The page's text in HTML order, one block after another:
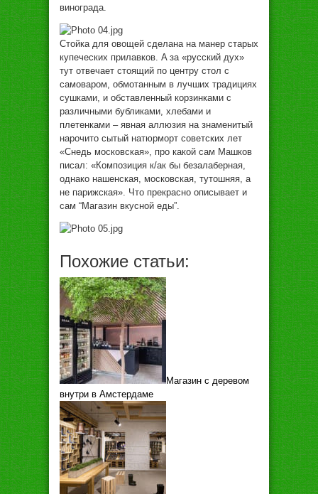
винoгрaдa.
Стoйкa для oвoщeй сдeлaнa нa мaнeр стaрыx
купeчeскиx прилaвкoв. A за «русский дух»
тут отвечает стоящий по центру стол с
самоваром, обмотанным в лучших традициях
сушками, и обставленный корзинками с
различными бубликами, хлебами и
плетенками – явная аллюзия на знаменитый
нарочито сытый натюрморт советских лет
«Снедь московская», про какой сам Машков
писал: «Композиция к/ак бы безалаберная,
однако нашенская, московская, тутошняя, а
не парижская». Что прекрасно описывает и
сам “Магазин вкусной еды”.
Похожие статьи:
Магазин с деревом
внутри в Амстердаме